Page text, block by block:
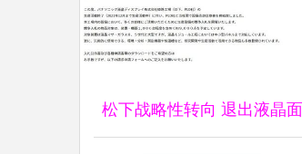
松下战略性转向 退出液晶面